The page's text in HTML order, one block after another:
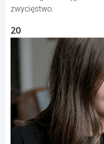
zwycięstwo.
20